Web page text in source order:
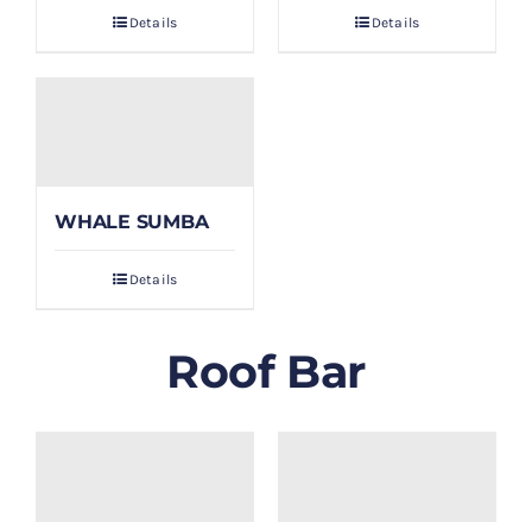
Details Details
WHALE SUMBA
Details
Roof Bar